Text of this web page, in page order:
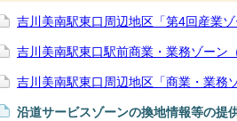
吉川美南駅東口周辺地区「第4回産業
吉川美南駅東口駅前商業・業務ゾーン
吉川美南駅東口周辺地区「商業・業務
沿道サービスゾーンの換地情報等の提